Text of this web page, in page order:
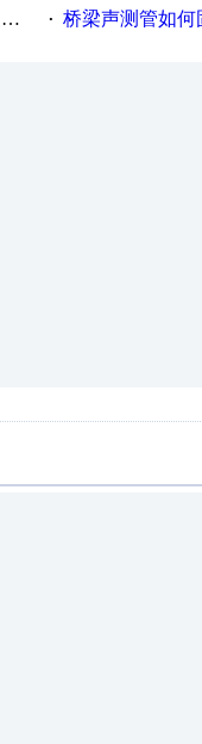
· 桥梁声测管如何固